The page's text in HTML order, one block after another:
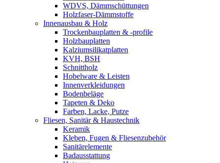
WDVS, Dämmschüttungen
Holzfaser-Dämmstoffe
Innenausbau & Holz
Trockenbauplatten & -profile
Holzbauplatten
Kalziumsilikatplatten
KVH, BSH
Schnittholz
Hobelware & Leisten
Innenverkleidungen
Bodenbeläge
Tapeten & Deko
Farben, Lacke, Putze
Fliesen, Sanitär & Haustechnik
Keramik
Kleben, Fugen & Fliesenzubehör
Sanitärelemente
Badausstattung